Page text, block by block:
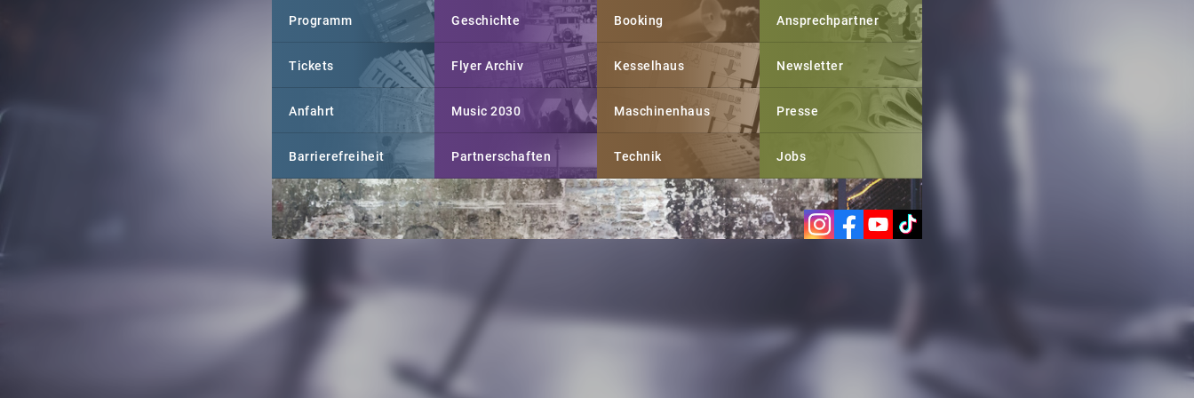
Programm
Tickets
Anfahrt
Barrierefreiheit
Geschichte
Flyer Archiv
Music 2030
Partnerschaften
Booking
Kesselhaus
Maschinenhaus
Technik
Ansprechpartner
Newsletter
Presse
Jobs